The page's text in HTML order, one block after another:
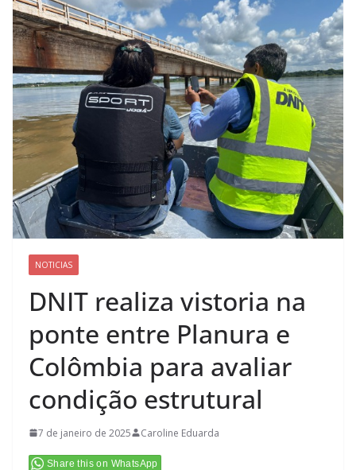
NOTICIAS
DNIT realiza vistoria na
ponte entre Planura e
Colômbia para avaliar
condição estrutural
7 de janeiro de 2025 Caroline Eduarda
Share this on WhatsApp